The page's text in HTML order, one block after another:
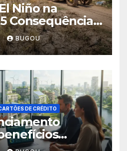
Niño na
Consequências
BUGOU
DE CRÉDITO